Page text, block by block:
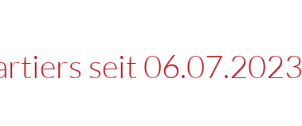
seit 06.07.2023